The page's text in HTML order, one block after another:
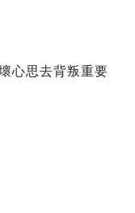
心思去背叛重要